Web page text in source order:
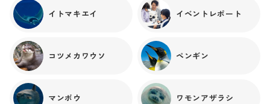
イトマキエイ イベントレポート
コツメカワウソ ペンギン
マンボウ ワモンアザラシ